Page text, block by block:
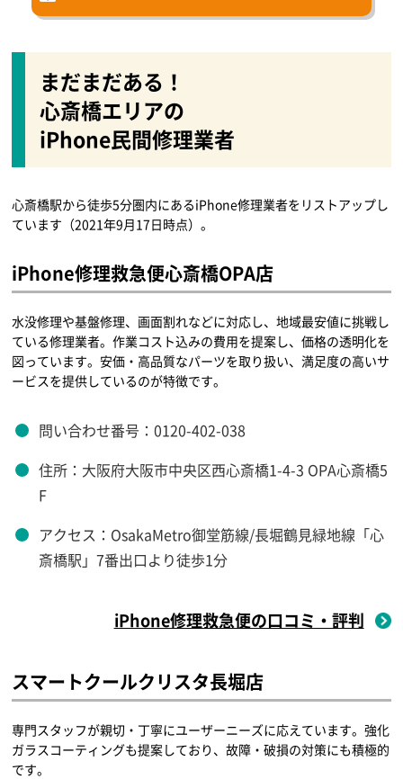
まだまだある！
心斎橋エリアの
iPhone民間修理業者
心斎橋駅から徒歩5分圏内にあるiPhone修理業者をリストアップし
ています（2021年9月17日時点）。
iPhone修理救急便心斎橋OPA店
水没修理や基盤修理、画面割れなどに対応し、地域最安値に挑戦し
ている修理業者。作業コスト込みの費用を提案し、価格の透明化を
図っています。安価・高品質なパーツを取り扱い、満足度の高いサ
ービスを提供しているのが特徴です。
問い合わせ番号：0120-402-038
住所：大阪府大阪市中央区西心斎橋1-4-3 OPA心斎橋5
F
アクセス：OsakaMetro御堂筋線/長堀鶴見緑地線「心
斎橋駅」7番出口より徒歩1分
iPhone修理救急便の口コミ・評判
スマートクールクリスタ長堀店
専門スタッフが親切・丁寧にユーザーニーズに応えています。強化
ガラスコーティングも提案しており、故障・破損の対策にも積極的
です。